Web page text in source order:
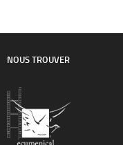
NOUS TROUVER